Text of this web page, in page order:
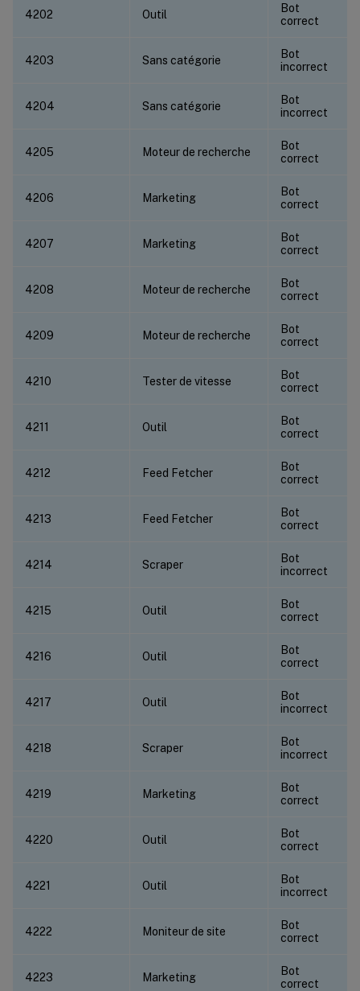
4202 Outil
Bot
correct
4203 Sans catégorie
Bot
incorrect
4204 Sans catégorie
Bot
incorrect
4205 Moteur de recherche
Bot
correct
4206 Marketing
Bot
correct
4207 Marketing
Bot
correct
4208 Moteur de recherche
Bot
correct
4209 Moteur de recherche
Bot
correct
4210 Tester de vitesse
Bot
correct
4211 Outil
Bot
correct
4212 Feed Fetcher
Bot
correct
4213 Feed Fetcher
Bot
correct
4214 Scraper
Bot
incorrect
4215 Outil
Bot
correct
4216 Outil
Bot
correct
4217 Outil
Bot
incorrect
4218 Scraper
Bot
incorrect
4219 Marketing
Bot
correct
4220 Outil
Bot
correct
4221 Outil
Bot
incorrect
4222 Moniteur de site
Bot
correct
4223 Marketing
Bot
correct